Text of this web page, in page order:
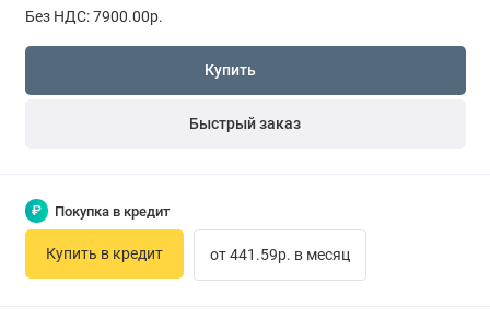
Без НДС: 7900.00р.
Купить
Быстрый заказ
₽ Покупка в кредит
Купить в кредит от 441.59р. в месяц